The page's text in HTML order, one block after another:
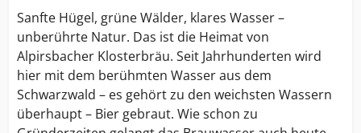
Sanfte Hügel, grüne Wälder, klares Wasser –
unberührte Natur. Das ist die Heimat von
Alpirsbacher Klosterbräu. Seit Jahrhunderten wird
hier mit dem berühmten Wasser aus dem
Schwarzwald – es gehört zu den weichsten Wassern
überhaupt – Bier gebraut. Wie schon zu